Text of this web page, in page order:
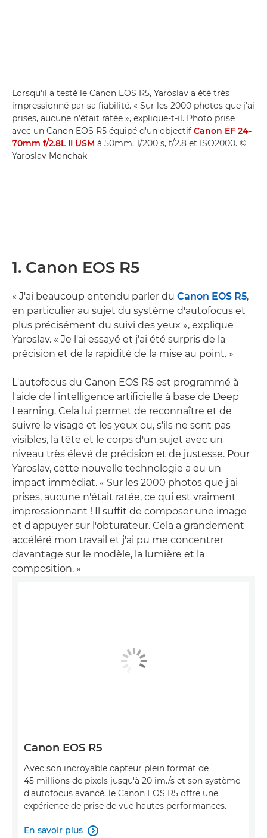
Lorsqu'il a testé le Canon EOS R5, Yaroslav a été très
impressionné par sa fiabilité. « Sur les 2000 photos que j'ai
prises, aucune n'était ratée », explique-t-il. Photo prise
avec un Canon EOS R5 équipé d'un objectif Canon EF 24-
70mm f/2.8L II USM à 50mm, 1/200 s, f/2.8 et ISO2000. ©
Yaroslav Monchak
1. Canon EOS R5
« J'ai beaucoup entendu parler du Canon EOS R5,
en particulier au sujet du système d'autofocus et
plus précisément du suivi des yeux », explique
Yaroslav. « Je l'ai essayé et j'ai été surpris de la
précision et de la rapidité de la mise au point. »
L'autofocus du Canon EOS R5 est programmé à
l'aide de l'intelligence artificielle à base de Deep
Learning. Cela lui permet de reconnaître et de
suivre le visage et les yeux ou, s'ils ne sont pas
visibles, la tête et le corps d'un sujet avec un
niveau très élevé de précision et de justesse. Pour
Yaroslav, cette nouvelle technologie a eu un
impact immédiat. « Sur les 2000 photos que j'ai
prises, aucune n'était ratée, ce qui est vraiment
impressionnant ! Il suffit de composer une image
et d'appuyer sur l'obturateur. Cela a grandement
accéléré mon travail et j'ai pu me concentrer
davantage sur le modèle, la lumière et la
composition. »
Canon EOS R5
Avec son incroyable capteur plein format de
45 millions de pixels jusqu'à 20 im./s et son système
d'autofocus avancé, le Canon EOS R5 offre une
expérience de prise de vue hautes performances.
En savoir plus 